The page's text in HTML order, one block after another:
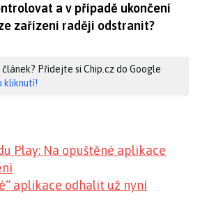
a v případě ukončení
zařízení raději odstranit?
Přidejte si Chip.cz do Google
kliknutí!
Play: Na opuštěné aplikace
aplikace odhalit už nyní